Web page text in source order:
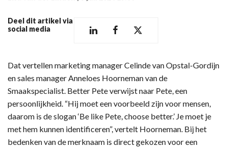
Deel dit artikel via
social media
Dat vertellen marketing manager Celinde van Opstal-Gordijn
en sales manager Anneloes Hoorneman van de
Smaakspecialist. Better Pete verwijst naar Pete, een
persoonlijkheid. “Hij moet een voorbeeld zijn voor mensen,
daarom is de slogan ‘Be like Pete, choose better.’ Je moet je
met hem kunnen identificeren”, vertelt Hoorneman. Bij het
bedenken van de merknaam is direct gekozen voor een